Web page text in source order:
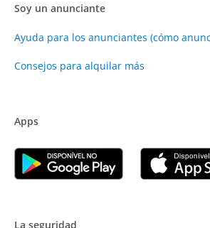
Soy un anunciante
Ayuda para los anunciantes (cómo
Consejos para alquilar más
Apps
La seguridad